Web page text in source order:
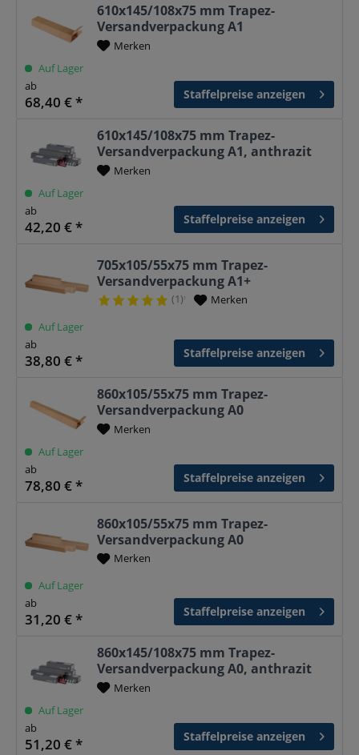
610x145/108x75 mm Trapez-
Versandverpackung A1
Merken
Auf Lager
ab
68,40 € * Staffelpreise anzeigen
610x145/108x75 mm Trapez-
Versandverpackung A1, anthrazit
Merken
Auf Lager
ab
42,20 € * Staffelpreise anzeigen
705x105/55x75 mm Trapez-
Versandverpackung A1+
(1)¹ Merken
Auf Lager
ab
38,80 € * Staffelpreise anzeigen
860x105/55x75 mm Trapez-
Versandverpackung A0
Merken
Auf Lager
ab
78,80 € * Staffelpreise anzeigen
860x105/55x75 mm Trapez-
Versandverpackung A0
Merken
Auf Lager
ab
31,20 € * Staffelpreise anzeigen
860x145/108x75 mm Trapez-
Versandverpackung A0, anthrazit
Merken
Auf Lager
ab
51,20 € * Staffelpreise anzeigen